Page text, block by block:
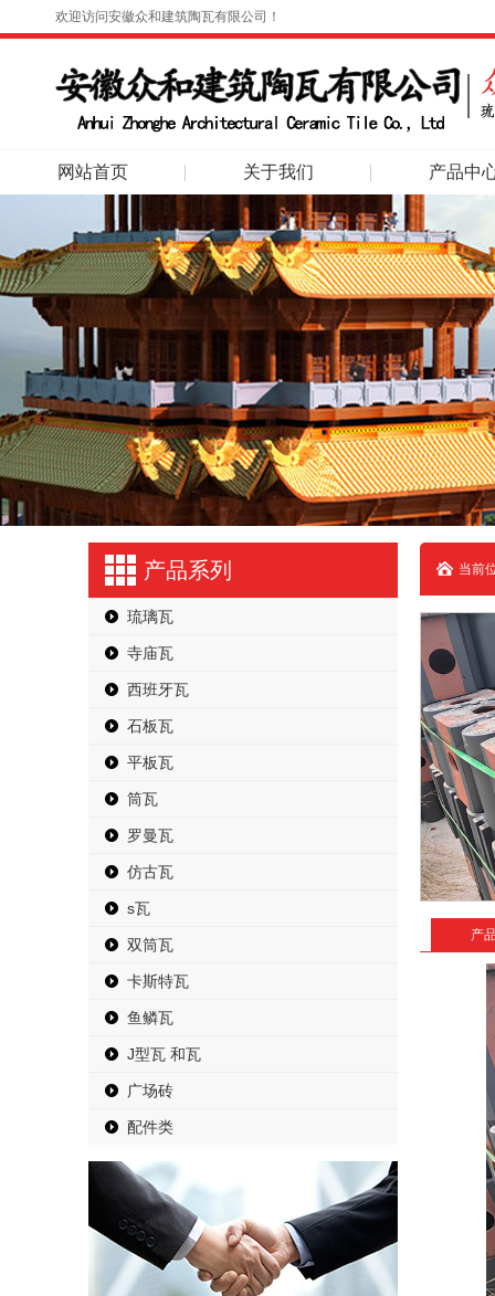
欢迎访问安徽众和建筑陶瓦有限公司！
网站首页 关于我们 产品中
产品系列
琉璃瓦
寺庙瓦
西班牙瓦
石板瓦
平板瓦
筒瓦
罗曼瓦
仿古瓦
s瓦
双筒瓦
卡斯特瓦
鱼鳞瓦
J型瓦 和瓦
广场砖
配件类
当前
产